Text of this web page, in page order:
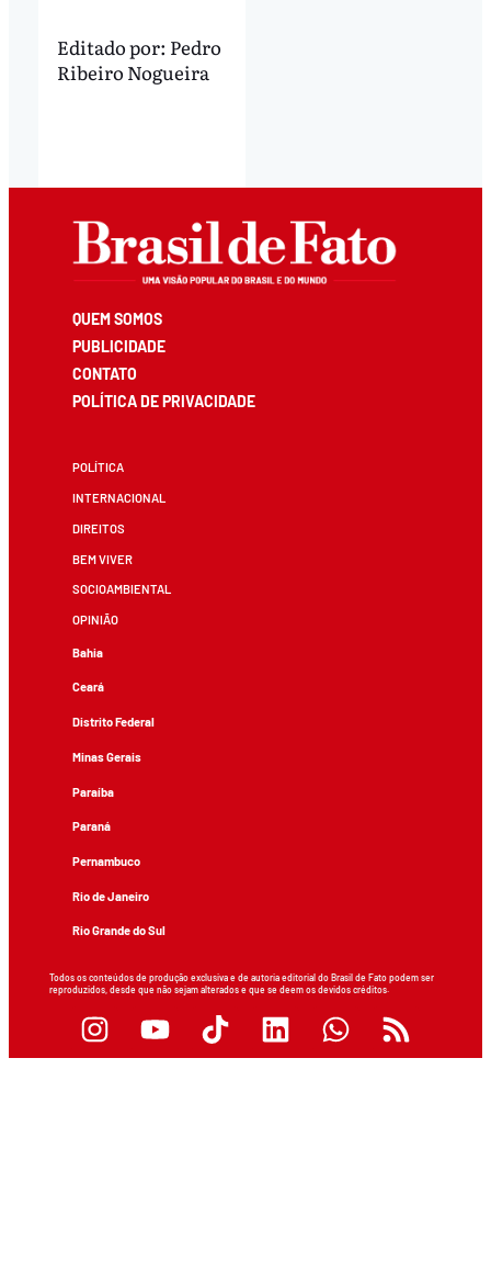
Editado por: Pedro
Ribeiro Nogueira
QUEM SOMOS
PUBLICIDADE
CONTATO
POLÍTICA DE PRIVACIDADE
POLÍTICA
INTERNACIONAL
DIREITOS
BEM VIVER
SOCIOAMBIENTAL
OPINIÃO
Bahia
Ceará
Distrito Federal
Minas Gerais
Paraíba
Paraná
Pernambuco
Rio de Janeiro
Rio Grande do Sul
Todos os conteúdos de produção exclusiva e de autoria editorial do Brasil de Fato podem ser
reproduzidos, desde que não sejam alterados e que se deem os devidos créditos.